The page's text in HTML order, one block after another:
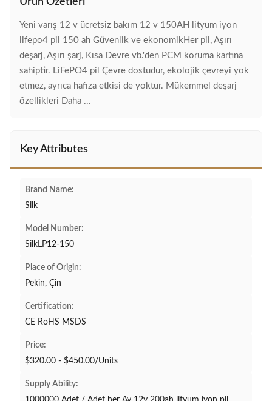
Yeni varış 12 v ücretsiz bakım 12 v 150AH lityum iyon
lifepo4 pil 150 ah Güvenlik ve ekonomikHer pil, Aşırı
deşarj, Aşırı şarj, Kısa Devre vb.'den PCM koruma kartına
sahiptir. LiFePO4 pil Çevre dostudur, ekolojik çevreyi yok
etmez, ayrıca hafıza etkisi de yoktur. Mükemmel deşarj
özellikleri Daha ...
Key Attributes
Brand Name:
Silk
Model Number:
SilkLP12-150
Place of Origin:
Pekin, Çin
Certification:
CE RoHS MSDS
Price:
$320.00 - $450.00/Units
Supply Ability: